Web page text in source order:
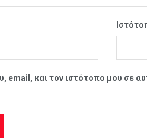
email, και τον ιστότοπο μου σε